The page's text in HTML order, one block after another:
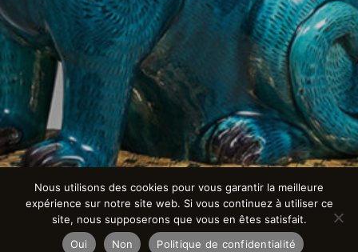
Nous utilisons des cookies pour vous garantir la meilleure
expérience sur notre site web. Si vous continuez à utiliser ce
site, nous supposerons que vous en êtes satisfait.
Oui
Non Politique de confidentialité